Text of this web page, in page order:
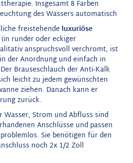
Insgesamt 8 Farben
des Wassers automatisch
freistehende luxuriöse
(in runder oder eckiger
anspruchsvoll verchromt, ist
der Anordnung und einfach in
Brauseschlauch der Anti-Kalk
leicht zu jedem gewünschten
ziehen. Danach kann er
zurück.
Wasser, Strom und Abfluss sind
Anschlüsse und passen
Sie benötigen für den
noch 2x 1/2 Zoll